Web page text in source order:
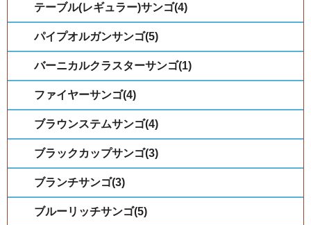
テーブル(レギュラー)サンゴ(4)
パイプオルガンサンゴ(5)
バーニカルクラスターサンゴ(1)
ファイヤーサンゴ(4)
ブラウンステムサンゴ(4)
ブラックカップサンゴ(3)
ブランチサンゴ(3)
ブルーリッチサンゴ(5)